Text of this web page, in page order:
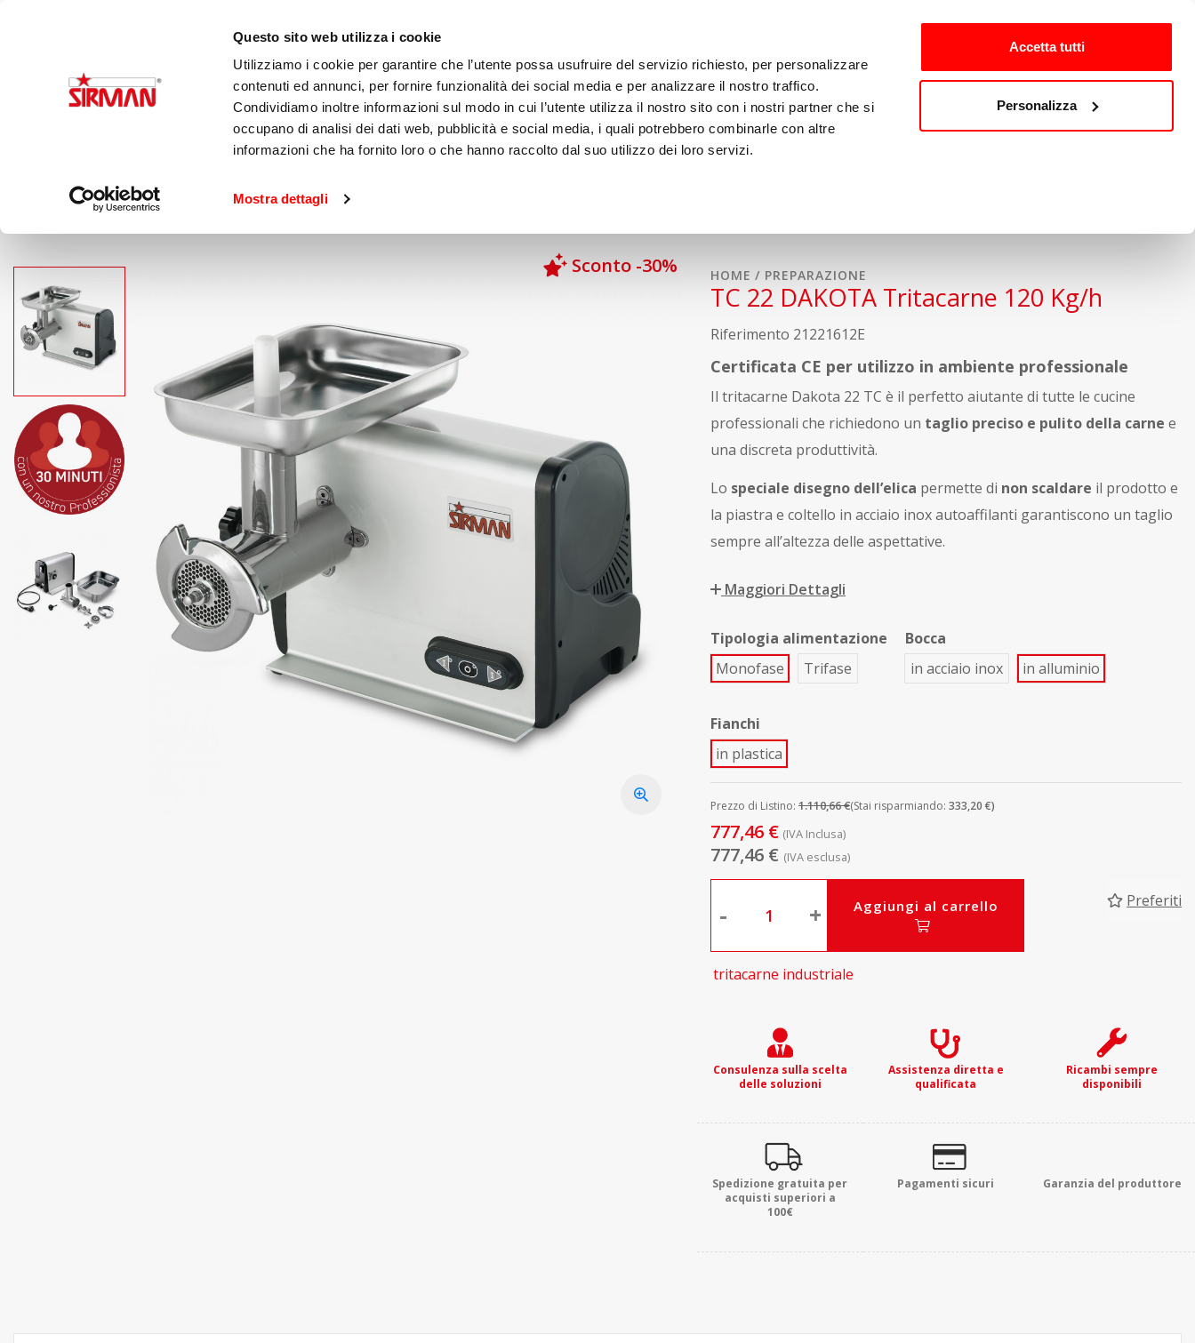
Questo sito web utilizza i cookie
Utilizziamo i cookie per garantire che l’utente possa usufruire del servizio richiesto, per personalizzare
contenuti ed annunci, per fornire funzionalità dei social media e per analizzare il nostro traffico.
Condividiamo inoltre informazioni sul modo in cui l’utente utilizza il nostro sito con i nostri partner che si
occupano di analisi dei dati web, pubblicità e social media, i quali potrebbero combinarle con altre
informazioni che ha fornito loro o che hanno raccolto dal suo utilizzo dei loro servizi.
Mostra dettagli
Accetta tutti
Personalizza
Italiano
Affettatrici Preparazione Cottura Sanificazione Altro
Sconto -30% HOME PREPARAZIONE
TC 22 DAKOTA Tritacarne 120 Kg/h
Riferimento 21221612E
Certificata CE per utilizzo in ambiente professionale
Il tritacarne Dakota 22 TC è il perfetto aiutante di tutte le cucine
professionali che richiedono un taglio preciso e pulito della carne e
una discreta produttività.
Lo speciale disegno dell’elica permette di non scaldare il prodotto e
la piastra e coltello in acciaio inox autoaffilanti garantiscono un taglio
sempre all’altezza delle aspettative.
Maggiori Dettagli
Tipologia alimentazione
Monofase
Trifase
Bocca
in acciaio inox
in alluminio
Fianchi
in plastica
Prezzo di Listino: 1.110,66 €(Stai risparmiando: 333,20 €)
777,46 € (IVA Inclusa)
777,46 € (IVA esclusa)
- + Aggiungi al carrello Preferiti
tritacarne industriale
Consulenza sulla scelta
delle soluzioni
Assistenza diretta e
qualificata
Ricambi sempre
disponibili
Spedizione gratuita per
acquisti superiori a
100€
Pagamenti sicuri Garanzia del produttore